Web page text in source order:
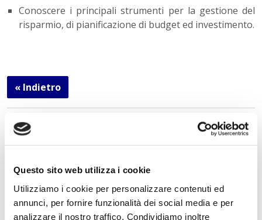
Questo sito web utilizza i cookie
Utilizziamo i cookie per personalizzare contenuti ed
annunci, per fornire funzionalità dei social media e per
analizzare il nostro traffico. Condividiamo inoltre
Conoscere i principali strumenti per la gestione del
risparmio, di pianificazione di budget ed investimento.
« Indietro
Istituto Paritario S. Freud – Scuola Privata Milano – Scuola
paritaria: Istituto Tecnico Informatico, Istituto Tecnico
Via Accademia, 26/29 Milano – Viale Fulvio Testi, 7 Milano – Tel.
Scuola Superiore Paritaria Milano-Scuola Privata Informatica
Milano
Scuola Privata Turismo Milano
-
Liceo delle Scienze Umane